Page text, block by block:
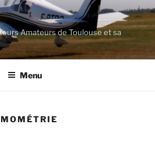
Amateurs de Toulouse et sa
Menu